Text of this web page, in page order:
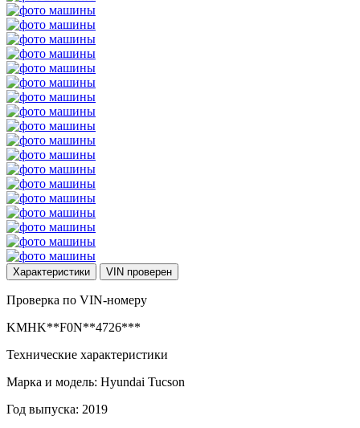
Характеристики VIN проверен
Проверка по VIN-номеру
KMHK**F0N**4726***
Технические характеристики
Марка и модель: Hyundai Tucson
Год выпуска: 2019